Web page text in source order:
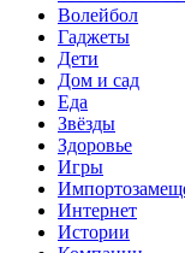
Волейбол
Гаджеты
Дети
Дом и сад
Еда
Звёзды
Здоровье
Игры
Интернет
Истории